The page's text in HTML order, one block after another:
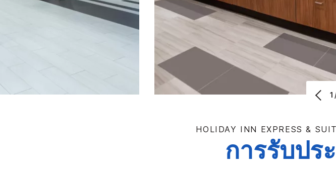
HOLIDAY INN EXPRESS &
การรับปร